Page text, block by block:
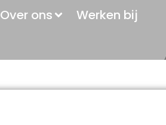
Over ons
Werken bij